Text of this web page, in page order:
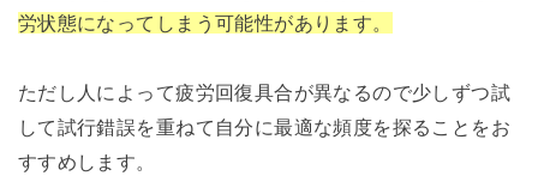
労状態になってしまう可能性があります。
ただし人によって疲労回復具合が異なるので少しずつ試
して試行錯誤を重ねて自分に最適な頻度を探ることをお
すすめします。